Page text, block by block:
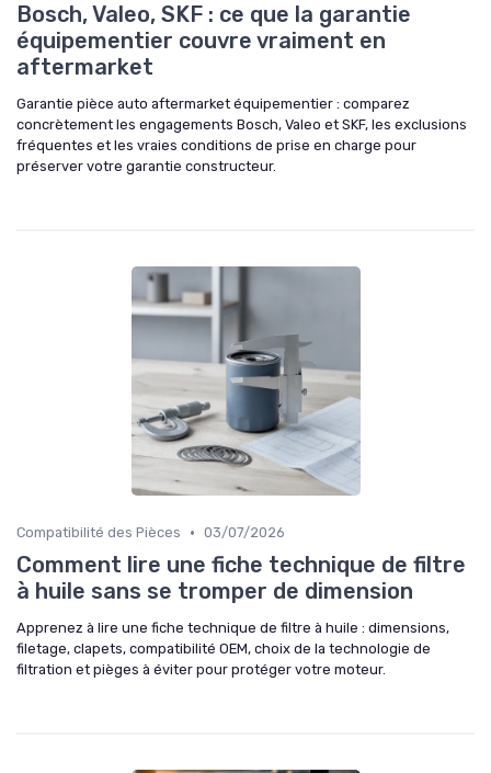
Bosch, Valeo, SKF : ce que la garantie
équipementier couvre vraiment en
aftermarket
Garantie pièce auto aftermarket équipementier : comparez
concrètement les engagements Bosch, Valeo et SKF, les exclusions
fréquentes et les vraies conditions de prise en charge pour
préserver votre garantie constructeur.
Compatibilité des Pièces • 03/07/2026
Comment lire une fiche technique de filtre
à huile sans se tromper de dimension
Apprenez à lire une fiche technique de filtre à huile : dimensions,
filetage, clapets, compatibilité OEM, choix de la technologie de
filtration et pièges à éviter pour protéger votre moteur.